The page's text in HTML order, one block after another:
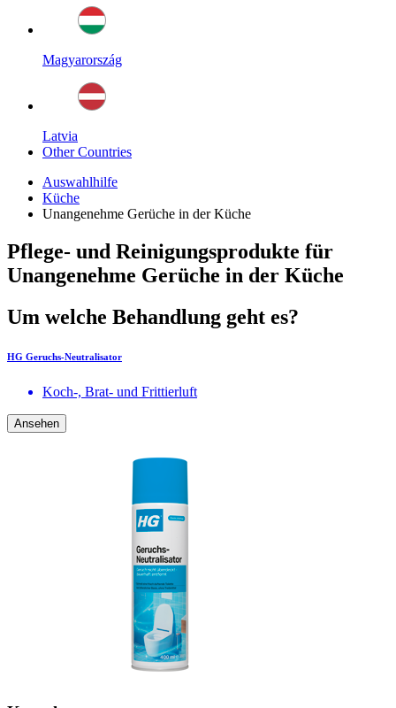
Magyarország
Latvia
Other Countries
Auswahlhilfe
Küche
Unangenehme Gerüche in der Küche
Pflege- und Reinigungsprodukte für
Unangenehme Gerüche in der Küche
Um welche Behandlung geht es?
HG Geruchs-Neutralisator
Koch-, Brat- und Frittierluft
Ansehen